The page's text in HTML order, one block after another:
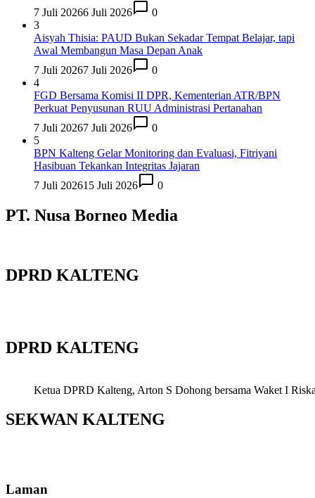
7 Juli 20266 Juli 2026
0
3
Aisyah Thisia: PAUD Bukan Sekadar Tempat Belajar, tapi
Awal Membangun Masa Depan Anak
7 Juli 20267 Juli 2026
0
4
FGD Bersama Komisi II DPR, Kementerian ATR/BPN
Perkuat Penyusunan RUU Administrasi Pertanahan
7 Juli 20267 Juli 2026
0
5
BPN Kalteng Gelar Monitoring dan Evaluasi, Fitriyani
Hasibuan Tekankan Integritas Jajaran
7 Juli 202615 Juli 2026 0
PT. Nusa Borneo Media
DPRD KALTENG
DPRD KALTENG
Ketua DPRD Kalteng, Arton S Dohong bersama Waket I
SEKWAN KALTENG
Laman